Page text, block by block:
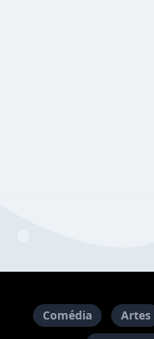
Comédia Artes